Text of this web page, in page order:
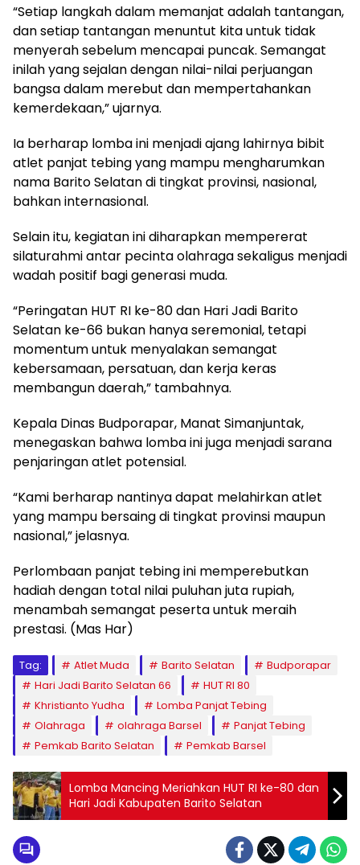
“Setiap langkah dalam memanjat adalah tantangan,
dan setiap tantangan menuntut kita untuk tidak
menyerah sebelum mencapai puncak. Semangat
inilah yang sejalan dengan nilai-nilai perjuangan
bangsa dalam merebut dan mempertahankan
kemerdekaan,” ujarnya.
Ia berharap lomba ini menjadi ajang lahirnya bibit
atlet panjat tebing yang mampu mengharumkan
nama Barito Selatan di tingkat provinsi, nasional,
bahkan internasional.
Selain itu, kegiatan ini diharapkan mempererat
silaturahmi antar pecinta olahraga sekaligus menjadi
wadah positif bagi generasi muda.
“Peringatan HUT RI ke-80 dan Hari Jadi Barito
Selatan ke-66 bukan hanya seremonial, tetapi
momentum untuk menyalakan semangat
kebersamaan, persatuan, dan kerja keras
membangun daerah,” tambahnya.
Kepala Dinas Budporapar, Manat Simanjuntak,
menegaskan bahwa lomba ini juga menjadi sarana
penjaringan atlet potensial.
“Kami berharap nantinya dapat melahirkan atlet
yang mampu bersaing di tingkat provinsi maupun
nasional,” jelasnya.
Perlombaan panjat tebing ini memperebutkan
hadiah dengan total nilai puluhan juta rupiah,
menambah semangat peserta untuk meraih
prestasi. (Mas Har)
Tag: Atlet Muda Barito Selatan
Budporapar
Hari Jadi Barito Selatan 66
HUT RI 80
Khristianto Yudha
Lomba Panjat Tebing
Olahraga
olahraga Barsel
Panjat Tebing
Pemkab Barito Selatan
Pemkab Barsel
Lomba Mancing Meriahkan HUT RI ke-80 dan
Hari Jadi Kabupaten Barito Selatan